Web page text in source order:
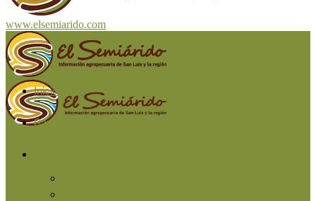
www.elsemiarido.com
Inicio
San Luis